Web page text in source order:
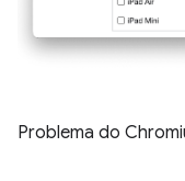
Problema do